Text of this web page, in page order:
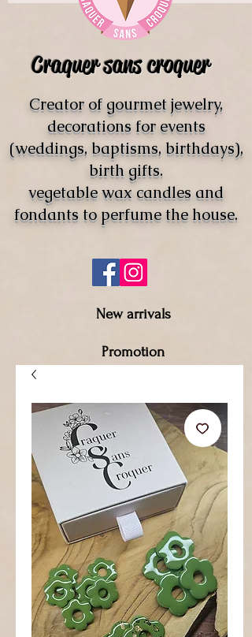
Craquer sans croquer
Creator of gourmet jewelry,
decorations for events
(weddings, baptisms, birthdays),
birth gifts.
vegetable wax candles and
fondants to perfume the house.
New arrivals
Promotion